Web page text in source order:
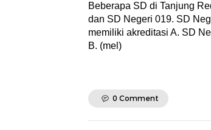
Beberapa SD di Tanjung
dan SD Negeri 019. SD
memiliki akreditasi A. SD
B. (mel)
0 Comment